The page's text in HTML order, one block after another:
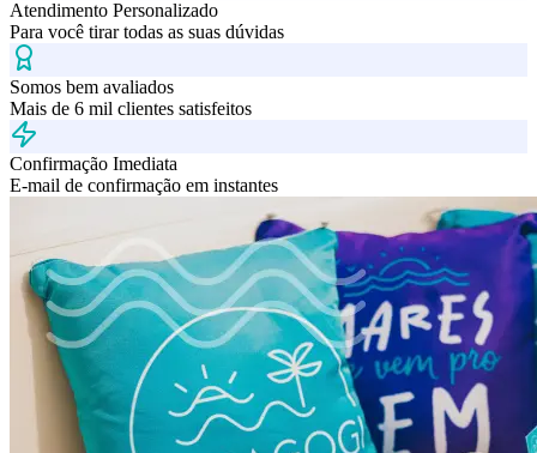
Atendimento Personalizado
Para você tirar todas as suas dúvidas
Somos bem avaliados
Mais de 6 mil clientes satisfeitos
Confirmação Imediata
E-mail de confirmação em instantes